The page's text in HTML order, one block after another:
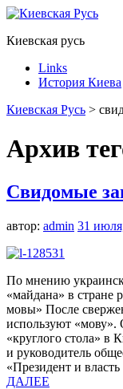
Киевская русь
Links
История Киева
Киевская Русь >
Архив
Свидомые
автор: admin 31
По мнению
«майдана» в стране
мовы» После
используют «мову».
«круглого стола» в
и руководитель
«Президент и
ДАЛЕЕ